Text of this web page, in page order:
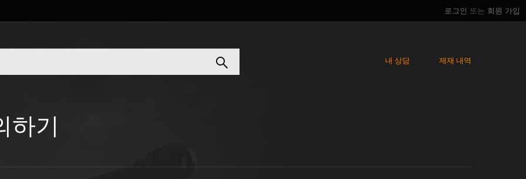
로그인 또는 회원 가입
내 상담 제재 내역
하기